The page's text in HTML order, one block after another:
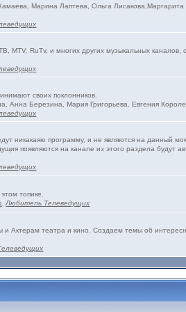
Марина Лаптева, Ольга
MTV, RuTv, и многих других музыкальных
своих поклонников.
Анна Березина, Мария Григорьева, Евгения
никакаяю программу, и не являются на данный
появляются на канале из этого раздела будут
топике.
,Любитель Телеведущих
Актерам театра и кино. Создаем темы об